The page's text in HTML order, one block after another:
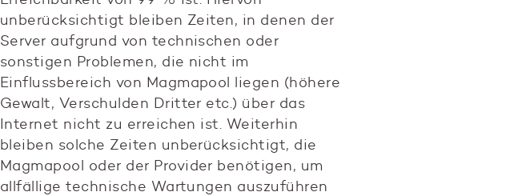
unberücksichtigt bleiben Zeiten, in denen der
Server aufgrund von technischen oder
sonstigen Problemen, die nicht im
Einflussbereich von Magmapool liegen (höhere
Gewalt, Verschulden Dritter etc.) über das
Internet nicht zu erreichen ist. Weiterhin
bleiben solche Zeiten unberücksichtigt, die
Magmapool oder der Provider benötigen, um
allfällige technische Wartungen auszuführen